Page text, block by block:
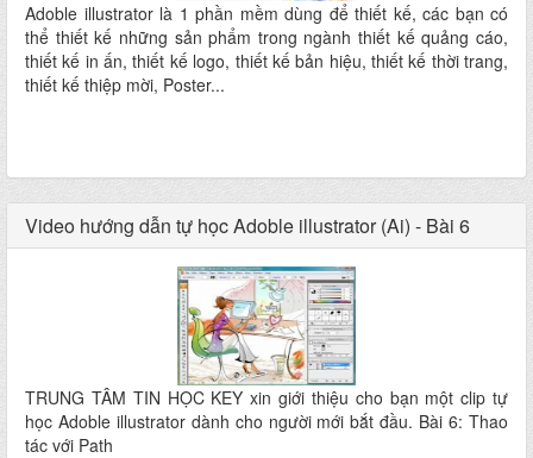
Adoble illustrator là 1 phần mềm dùng để thiết kế, các bạn có
thể thiết kế những sản phẩm trong ngành thiết kế quảng cáo,
thiết kế in ấn, thiết kế logo, thiết kế bản hiệu, thiết kế thời trang,
thiết kế thiệp mời, Poster...
Video hướng dẫn tự học Adoble illustrator (Ai) - Bài 6
TRUNG TÂM TIN HỌC KEY xin giới thiệu cho bạn một clip tự
học Adoble illustrator dành cho người mới bắt đầu. Bài 6: Thao
tác với Path